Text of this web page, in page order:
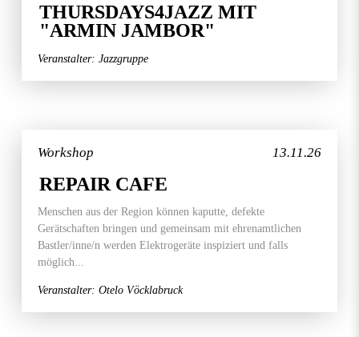
THURSDAYS4JAZZ MIT
"ARMIN JAMBOR"
Veranstalter: Jazzgruppe
13.11.26
Workshop
REPAIR CAFE
Menschen aus der Region können kaputte, defekte
Gerätschaften bringen und gemeinsam mit ehrenamtlichen
Bastler/inne/n werden Elektrogeräte inspiziert und falls
möglich...
Veranstalter: Otelo Vöcklabruck